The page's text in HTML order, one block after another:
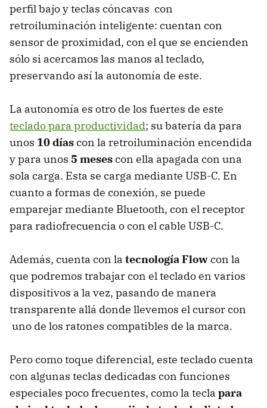
perfil bajo y teclas cóncavas con
retroiluminación inteligente: cuentan con
sensor de proximidad, con el que se encienden
sólo si acercamos las manos al teclado,
preservando así la autonomía de este.
La autonomía es otro de los fuertes de este
teclado para productividad; su batería da para
unos 10 díascon la retroiluminación encendida
y para unos 5 mesescon ella apagada con una
sola carga. Esta se carga mediante USB-C. En
cuanto a formas de conexión, se puede
emparejar mediante Bluetooth, con el receptor
para radiofrecuencia o con el cable USB-C.
Además, cuenta con la tecnología Flowcon la
que podremos trabajar con el teclado en varios
dispositivos a la vez, pasando de manera
transparente allá donde llevemos el cursor con
uno de los ratones compatibles de la marca.
Pero como toque diferencial, este teclado cuenta
con algunas teclas dedicadas con funciones
especiales poco frecuentes, como la tecla para